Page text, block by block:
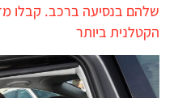
שלהם בנסיעה ברכב. קבלו
הקטלנית ביותר